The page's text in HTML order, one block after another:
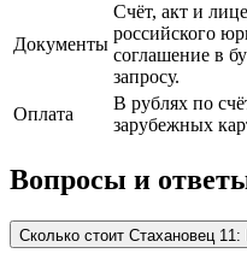
Документы
Счёт, акт и
российского
соглашение в
запросу.
Оплата
В рублях по
зарубежных
Вопросы и
Сколько стоит Стахановец